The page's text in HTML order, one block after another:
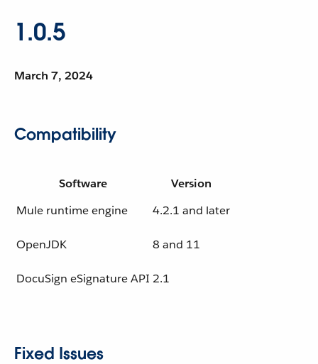
1.0.5
March 7, 2024
Compatibility
Software
Version
Mule runtime engine
4.2.1 and later
OpenJDK 8 and 11
DocuSign eSignature API 2.1
Fixed Issues